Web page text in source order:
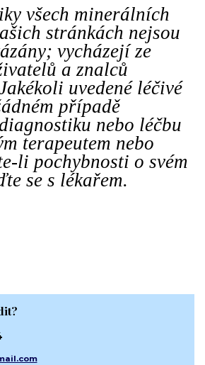
všech minerálních
stránkách nejsou
vycházejí ze
a znalců
uvedené léčivé
případě
nebo léčbu
terapeutem nebo
li pochybnosti o svém
se s lékařem.